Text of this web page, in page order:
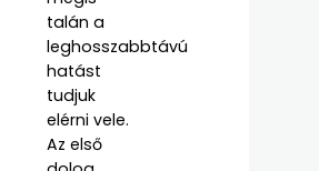
talán a
leghosszabbtávú
hatást
tudjuk
elérni vele.
Az első